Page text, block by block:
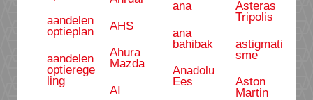
aandelen
optieplan
aandelen
optierege
ling
AHS
Ahura
Mazda
AI
ana
ana
bahibak
Anadolu
Ees
Asteras
Tripolis
astigmati
sme
Aston
Martin